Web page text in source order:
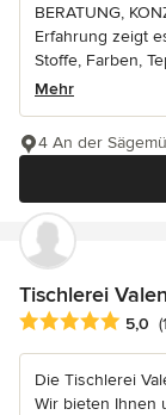
BERATUNG,
Erfahrung zeigt
Stoffe, Farben,
Mehr
4 An der
Tischlerei
5,0
Die Tischlerei
Wir bieten Ihnen